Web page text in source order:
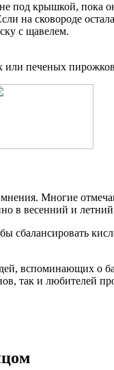
под крышкой, пока
на сковороде
с щавелем.
или печеных
Многие
в весенний и
вспоминающих о
так и любителей